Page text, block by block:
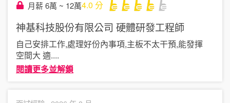
月薪 6萬 ~ 12萬4.0 分
神基科技股份有限公司 硬體研發工程師
自己安排工作,處理好份內事項,主板不太干預,能發揮
空間大 適....
閱讀更多並解鎖